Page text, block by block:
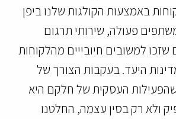
באמצעות הקולגות שלנו ביפן
פעולה, שירותי תרגום
שזכו למשובים חיובייים מהלקוחות
היעד. בעקבות הצורך של
שהפעילות העסקית של חלקם היא
ולא רק בסין עצמה, החלטנו